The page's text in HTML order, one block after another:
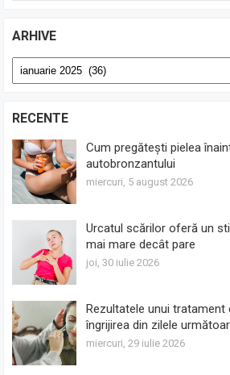
ARHIVE
Arhive
RECENTE
Cum pregătești pielea
autobronzantului
miercuri, 5 august 2026
Urcatul scărilor oferă un
mai mare decât pare
joi, 30 iulie 2026
Rezultatele unui
îngrijirea din zilele
miercuri, 29 iulie 2026